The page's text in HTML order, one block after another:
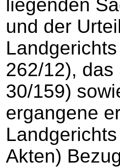
liegenden
und der
262/12),
30/159)
ergangene
Akten)